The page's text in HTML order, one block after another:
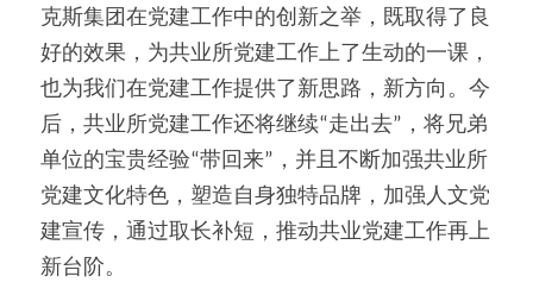
克斯集团在党建工作中的创新之举，既取得了良
好的效果，为共业所党建工作上了生动的一课，
也为我们在党建工作提供了新思路，新方向。今
后，共业所党建工作还将继续“走出去”，将兄弟
单位的宝贵经验“带回来”，并且不断加强共业所
党建文化特色，塑造自身独特品牌，加强人文党
建宣传，通过取长补短，推动共业党建工作再上
新台阶。